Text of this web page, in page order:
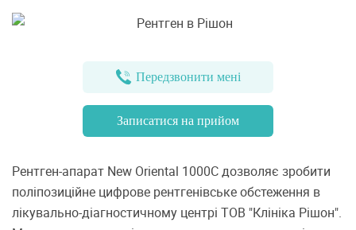
Передзвонити мені
Записатися на прийом
Рентген-апарат New Oriental 1000C дозволяє зробити
поліпозиційне цифрове рентгенівське обстеження в
лікувально-діагностичному центрі ТОВ "Клініка Рішон".